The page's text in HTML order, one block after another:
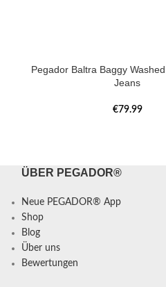
Pegador Baltra Baggy
Jeans
€79.99
ÜBER PEGADOR®
Neue PEGADOR® App
Shop
Blog
Über uns
Bewertungen